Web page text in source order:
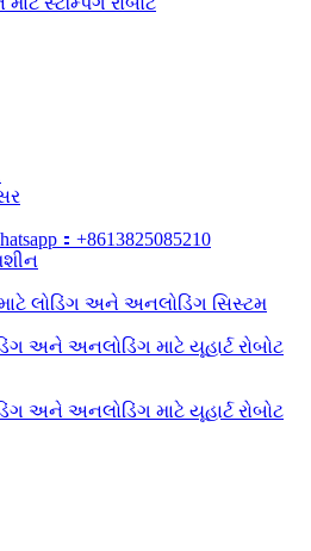
：+8613825085210
લોડિંગ અને અનલોડિંગ સિસ્ટમ
અને અનલોડિંગ માટે યૂહાર્ટ રોબોટ
અને અનલોડિંગ માટે યૂહાર્ટ રોબોટ